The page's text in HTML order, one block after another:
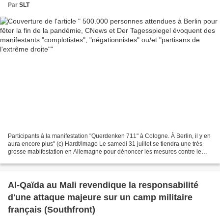
"partisans de l'extrême droite"
Par SLT
Participants à la manifestation "Querdenken 711" à Cologne. À Berlin, il y en
aura encore plus" (c) Hardt/Imago Le samedi 31 juillet se tiendra une très
grosse mabifestation en Allemagne pour dénoncer les mesures contre le
Al-Qaïda au Mali revendique la responsabilité
d'une attaque majeure sur un camp militaire
français (Southfront)